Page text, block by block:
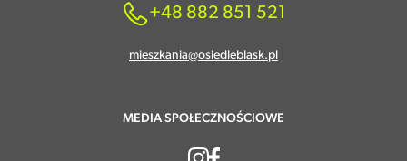
+48 882 851 521
mieszkania@osiedleblask.pl
MEDIA SPOŁECZNOŚCIOWE